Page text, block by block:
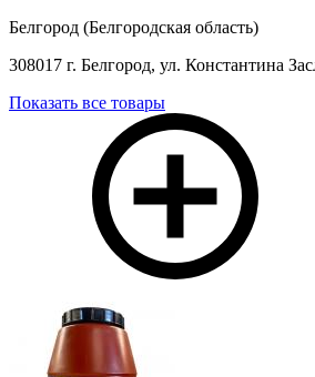
Белгород (Белгородская область)
308017 г. Белгород, ул. Константина
Показать все товары